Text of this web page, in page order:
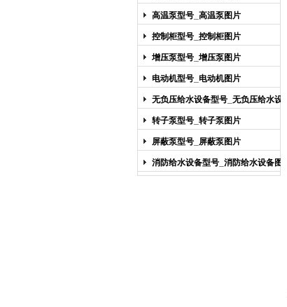
高温泵型号_高温泵图片
控制柜型号_控制柜图片
增压泵型号_增压泵图片
电动机型号_电动机图片
无负压给水设备型号_无负压给水设备
图片
转子泵型号_转子泵图片
屏蔽泵型号_屏蔽泵图片
消防给水设备型号_消防给水设备图片